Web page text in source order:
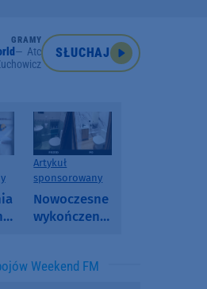
GRAMY
Atc
SŁUCHAJ
Artykuł
sponsorowany
Nowoczesne
wykończenia
SPC, WPC i
Weekend FM